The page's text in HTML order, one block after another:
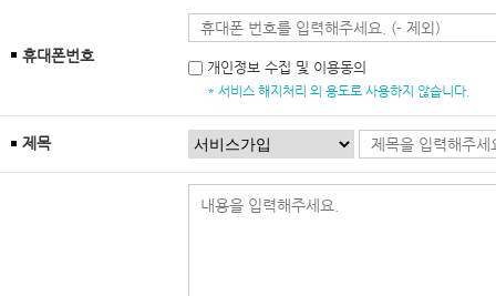
휴대폰번호
개인정보 수집 및 이용동의
* 서비스 해지처리 외 용도로 사용하지 않습니다.
제목